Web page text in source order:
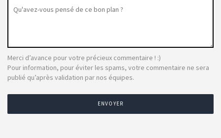
Merci d’avance pour votre précieux commentaire ! :)
Pour information, pour éviter les spams, votre commentaire ne sera
publié qu’après validation par nos équipes.
ENVOYER